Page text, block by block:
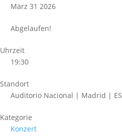
März 31 2026
Abgelaufen!
Uhrzeit
19:30
Standort
Auditorio Nacional | Madrid | ES
Kategorie
Konzert